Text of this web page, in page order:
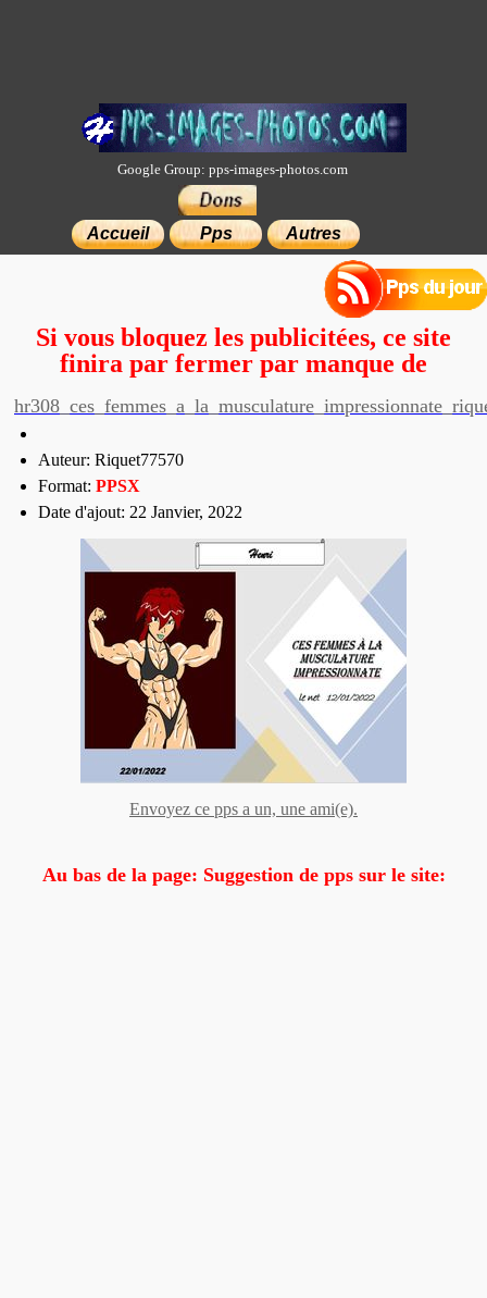
Accueil Pps Autres
Google Group: pps-images-photos.com
×
Si vous bloquez les publicitées, ce site
finira par fermer par manque de
Auteur: Riquet77570
Format: PPSX
Date d'ajout: 22 Janvier, 2022
Envoyez ce pps a un, une ami(e).
Au bas de la page: Suggestion de pps sur le site: